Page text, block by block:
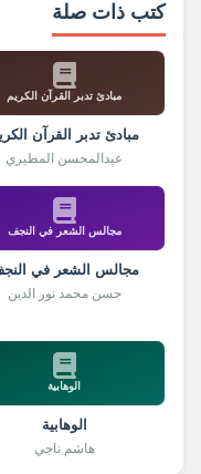
كتب ذات صلة
مبادئ تدبر القرآن الكريم
مبادئ تدبر القرآن
عبدالمحسن المطيري
مجالس الشعر في النجف
مجالس الشعر في
حسن محمد نور الدين
الوهابية
الوهابية
هاشم ناجي